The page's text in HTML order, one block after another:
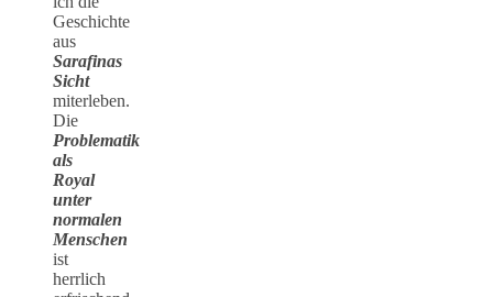
Geschichte
aus
Sarafinas
Sicht
miterleben.
Die
Problematik
als
Royal
unter
normalen
Menschen
ist
herrlich